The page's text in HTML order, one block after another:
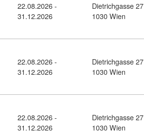
(10378825)
22.08.2026 -
31.12.2026
Dietrichgasse 27
1030 Wien
22.08.2026 -
31.12.2026
Dietrichgasse 27
1030 Wien
(10378811)
22.08.2026 -
31.12.2026
Dietrichgasse 27
1030 Wien